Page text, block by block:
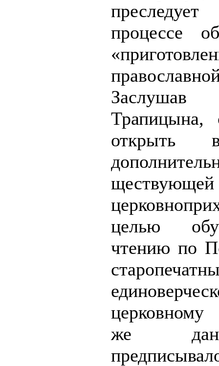
процессе
Трапицына,
целью
чтению по
же